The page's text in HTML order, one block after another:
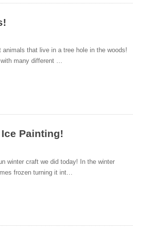
animals that live in a tree hole in the woods!
many different …
Painting!
winter craft we did today! In the winter
frozen turning it int…